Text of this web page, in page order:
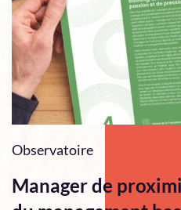
Observatoire
Manager de